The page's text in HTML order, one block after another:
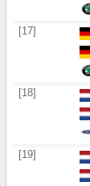
[17]
[18]
[19]